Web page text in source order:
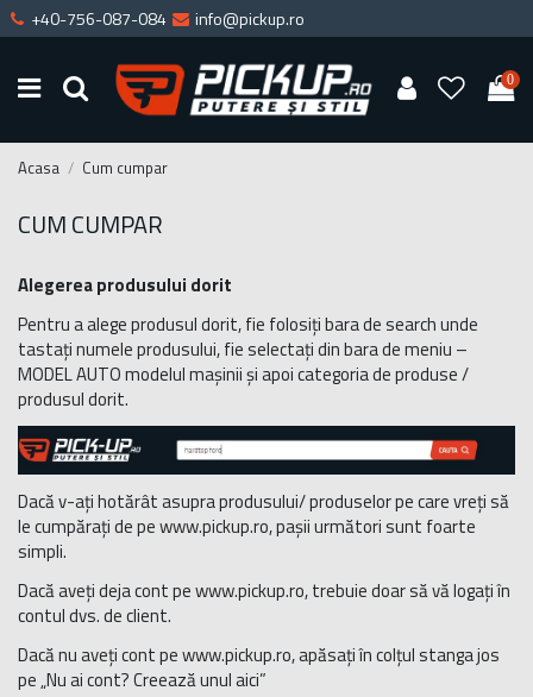
+40-756-087-084 info@pickup.ro
0
Acasa Cum cumpar
CUM CUMPAR
Alegerea produsului dorit
Pentru a alege produsul dorit, fie folosiți bara de search unde
tastați numele produsului, fie selectați din bara de meniu –
MODEL AUTO modelul mașinii și apoi categoria de produse /
produsul dorit.
Dacă v-ați hotărât asupra produsului/ produselor pe care vreți să
le cumpărați de pe www.pickup.ro, pașii următori sunt foarte
simpli.
Dacă aveți deja cont pe www.pickup.ro, trebuie doar să vă logați în
contul dvs. de client.
Dacă nu aveți cont pe www.pickup.ro, apăsați în colțul stanga jos
pe „Nu ai cont?Creează unul aici”